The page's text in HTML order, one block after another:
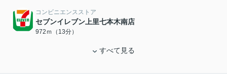
コンビニエンスストア
セブンイレブン上里七本木南店
972ｍ（13分）
すべて見る